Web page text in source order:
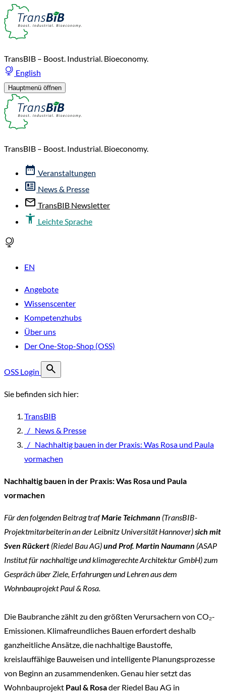
TransBIB – Boost. Industrial. Bioeconomy.
English
Hauptmenü öffnen
TransBIB – Boost. Industrial. Bioeconomy.
Veranstaltungen
News & Presse
TransBIB Newsletter
Leichte Sprache
EN
Angebote
Wissenscenter
Kompetenzhubs
Über uns
Der One-Stop-Shop (OSS)
OSS Login
Sie befinden sich hier:
TransBIB
/ News & Presse
/ Nachhaltig bauen in der Praxis: Was Rosa und Paula
vormachen
Nachhaltig bauen in der Praxis: Was Rosa und Paula
vormachen
Für den folgenden Beitrag trafMarie Teichmann (TransBIB-
Projektmitarbeiterin an der Leibnitz Universität Hannover)sich mit
Sven Rückert (Riedel Bau AG)und Prof. Martin Naumann (ASAP
Institut für nachhaltige und klimagerechte Architektur GmbH) zum
Gespräch über Ziele, Erfahrungen und Lehren aus dem
Wohnbauprojekt Paul & Rosa.
Die Baubranche zählt zu den größten Verursachern von CO₂-
Emissionen. Klimafreundliches Bauen erfordert deshalb
ganzheitliche Ansätze, die nachhaltige Baustoffe,
kreislauffähige Bauweisen und intelligente Planungsprozesse
von Beginn an zusammendenken. Genau hier setzt das
Wohnbauprojekt Paul & Rosader Riedel Bau AG in